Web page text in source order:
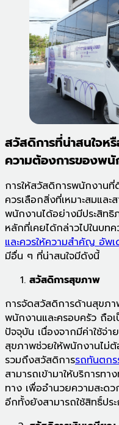
สวัสดิการที่น่าสนใจห
ความต้องการของพนั
การให้สวัสดิการพนักงาน
ควรเลือกสิ่งที่เหมาะสมแล
พนักงานได้อย่างมีประสิท
หลักที่เคยได้กล่าวไปในบทค
และควรให้ความสำคัญ อัพ
มีอื่น ๆ ที่น่าสนใจมีดังนี้
สวัสดิการสุขภาพ
การจัดสวัสดิการด้านสุขภ
พนักงานและครอบครัว ถือ
ปัจจุบัน เนื่องจากมีค่าใช้จ่
สุขภาพช่วยให้พนักงานไม่
รวมถึงสวัสดิการรถทันตก
สามารถเข้ามาให้บริการท
ทาง เพื่ออำนวยความสะด
อีกทั้งยังสามารถใช้สิทธิ์ปร